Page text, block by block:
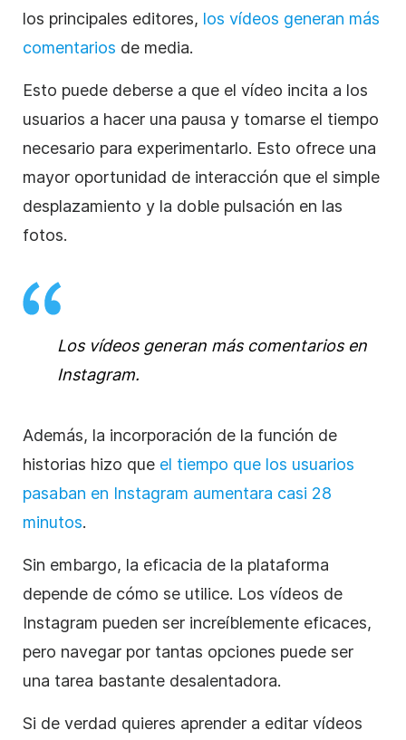
los principales editores, los vídeos generan más
comentarios de media.
Esto puede deberse a que el vídeo incita a los
usuarios a hacer una pausa y tomarse el tiempo
necesario para experimentarlo. Esto ofrece una
mayor oportunidad de interacción que el simple
desplazamiento y la doble pulsación en las
fotos.
Los vídeos generan más comentarios en
Instagram.
Además, la incorporación de la función de
historias hizo que el tiempo que los usuarios
pasaban en Instagram aumentara casi 28
minutos.
Sin embargo, la eficacia de la plataforma
depende de cómo se utilice. Los vídeos de
Instagram pueden ser increíblemente eficaces,
pero navegar por tantas opciones puede ser
una tarea bastante desalentadora.
Si de verdad quieres aprender a editar vídeos